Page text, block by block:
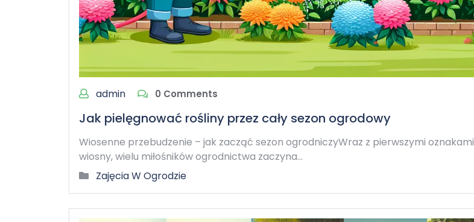
admin 0 Comments
Jak pielęgnować rośliny przez cały sezon ogrodowy
Wiosenne przebudzenie – jak zacząć sezon ogrodniczyWraz z pierwszymi oznakami
wiosny, wielu miłośników ogrodnictwa zaczyna…
Zajęcia W Ogrodzie